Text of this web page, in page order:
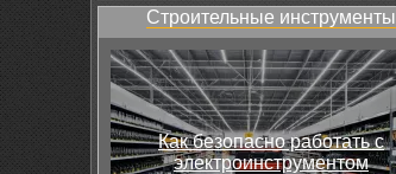
Строительные инструменты
Как безопасно работать с
электроинструментом